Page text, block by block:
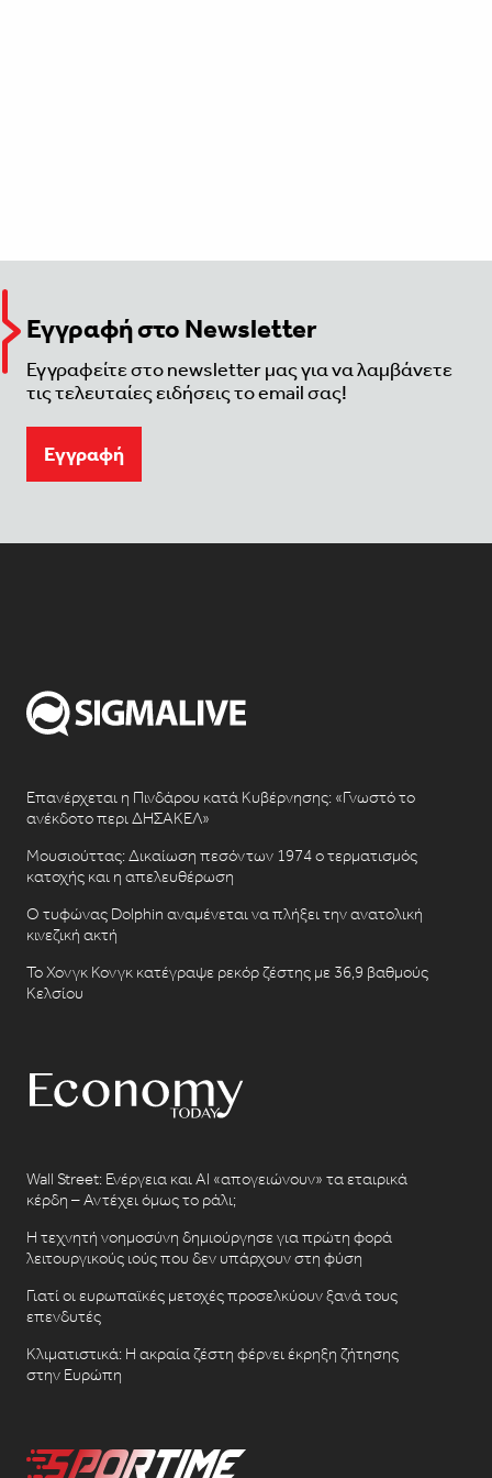
Εγγραφή στο Newsletter
Εγγραφείτε στο newsletter μας για να λαμβάνετε
τις τελευταίες ειδήσεις το email σας!
Eγγραφή
Επανέρχεται η Πινδάρου κατά Κυβέρνησης: «Γνωστό το
ανέκδοτο περι ΔΗΣΑΚΕΛ»
Μουσιούττας: Δικαίωση πεσόντων 1974 ο τερματισμός
κατοχής και η απελευθέρωση
Ο τυφώνας Dolphin αναμένεται να πλήξει την ανατολική
κινεζική ακτή
Το Χονγκ Κονγκ κατέγραψε ρεκόρ ζέστης με 36,9 βαθμούς
Κελσίου
Wall Street: Ενέργεια και AI «απογειώνουν» τα εταιρικά
κέρδη – Αντέχει όμως το ράλι;
Η τεχνητή νοημοσύνη δημιούργησε για πρώτη φορά
λειτουργικούς ιούς που δεν υπάρχουν στη φύση
Γιατί οι ευρωπαϊκές μετοχές προσελκύουν ξανά τους
επενδυτές
Κλιματιστικά: Η ακραία ζέστη φέρνει έκρηξη ζήτησης
στην Ευρώπη